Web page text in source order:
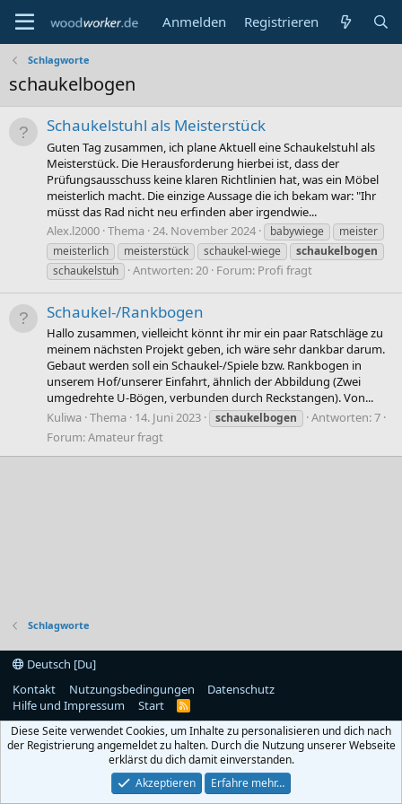
Anmelden Registrieren
Schlagworte
schaukelbogen
Schaukelstuhl als Meisterstück
Guten Tag zusammen, ich plane Aktuell eine Schaukelstuhl als
Meisterstück. Die Herausforderung hierbei ist, dass der
Prüfungsausschuss keine klaren Richtlinien hat, was ein Möbel
meisterlich macht. Die einzige Aussage die ich bekam war: "Ihr
müsst das Rad nicht neu erfinden aber irgendwie...
Alex.l2000 Thema 24. November 2024 babywiege
meister
meisterlich
meisterstück schaukel-wiege
schaukelbogen
schaukelstuh
Antworten: 20 Forum: Profi fragt
Schaukel-/Rankbogen
Hallo zusammen, vielleicht könnt ihr mir ein paar Ratschläge zu
meinem nächsten Projekt geben, ich wäre sehr dankbar darum.
Gebaut werden soll ein Schaukel-/Spiele bzw. Rankbogen in
unserem Hof/unserer Einfahrt, ähnlich der Abbildung (Zwei
umgedrehte U-Bögen, verbunden durch Reckstangen). Von...
Kuliwa Thema 14. Juni 2023 schaukelbogen
Antworten: 7
Forum:Amateur fragt
Schlagworte
Deutsch [Du]
Kontakt
Nutzungsbedingungen
Datenschutz
Hilfe und Impressum
Start
R
S
Diese Seite verwendet Cookies, um Inhalte zu personalisieren und dich nach
der Registrierung angemeldet zu halten. Durch die Nutzung unserer Webseite
erklärst du dich damit einverstanden.
Akzeptieren
Erfahre mehr…